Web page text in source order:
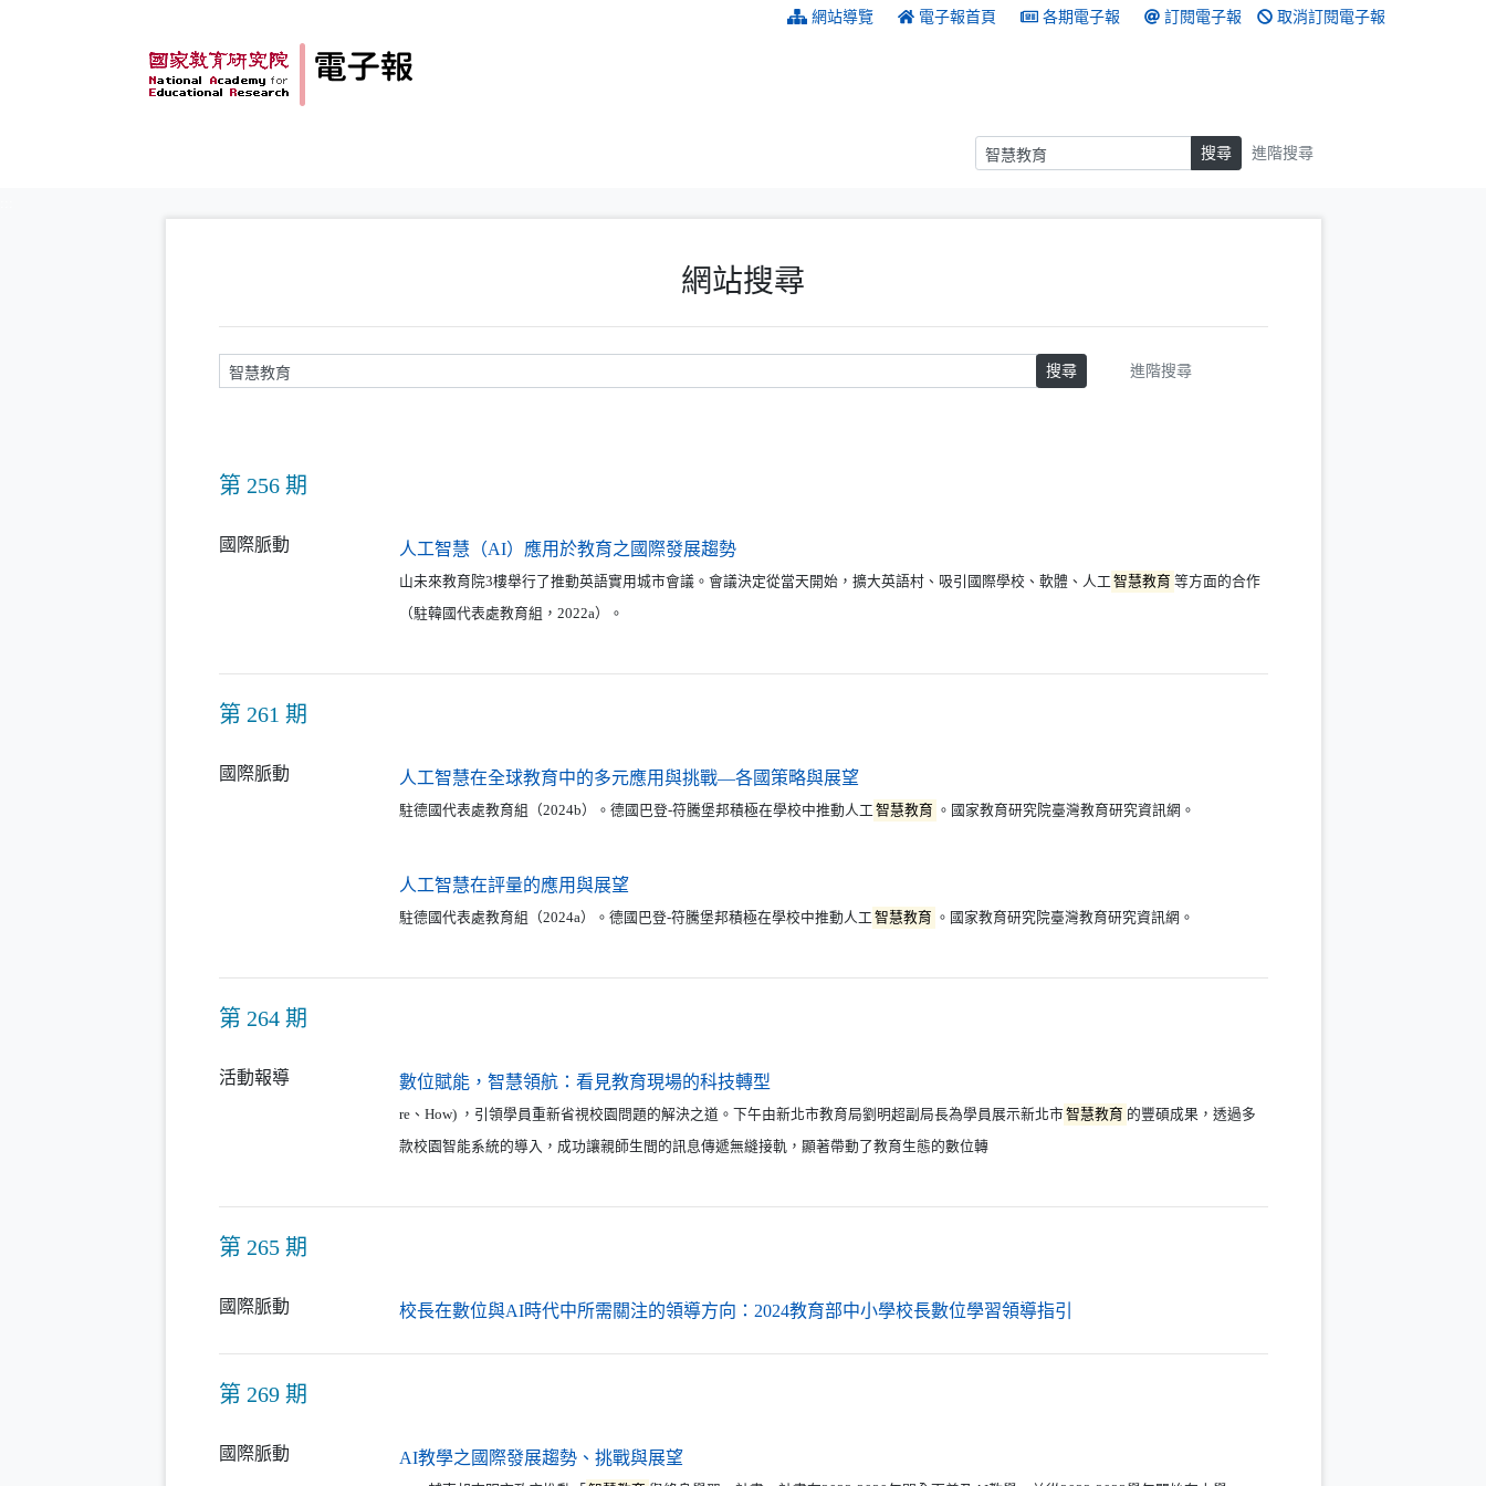
網站導覽 電子報首頁 各期電子報 訂閱電子報 取消訂閱電子報
搜尋 搜尋 進階搜尋
網站搜尋
請輸入關鍵字 搜尋 進階搜尋
第 256 期
國際脈動 人工智慧（AI）應用於教育之國際發展趨勢（另開新視窗）
山未來教育院3樓舉行了推動英語實用城市會議。會議決定從當天開始，擴大英語村、吸引國際學校、軟體、人工 智慧教育 等方面的合作
（駐韓國代表處教育組，2022a）。
第 261 期
國際脈動 人工智慧在全球教育中的多元應用與挑戰—各國策略與展望（另開新視窗）
駐德國代表處教育組（2024b）。德國巴登-符騰堡邦積極在學校中推動人工 智慧教育 。國家教育研究院臺灣教育研究資訊網。
人工智慧在評量的應用與展望（另開新視窗）
駐德國代表處教育組（2024a）。德國巴登-符騰堡邦積極在學校中推動人工 智慧教育 。國家教育研究院臺灣教育研究資訊網。
第 264 期
活動報導 數位賦能，智慧領航：看見教育現場的科技轉型（另開新視窗）
re、How) ，引領學員重新省視校園問題的解決之道。下午由新北市教育局劉明超副局長為學員展示新北市智慧教育 的豐碩成果，透過多
款校園智能系統的導入，成功讓親師生間的訊息傳遞無縫接軌，顯著帶動了教育生態的數位轉
第 265 期
國際脈動 校長在數位與AI時代中所需關注的領導方向：2024教育部中小學校長數位學習領導指引
第 269 期
國際脈動 AI教學之國際發展趨勢、挑戰與展望（另開新視窗）